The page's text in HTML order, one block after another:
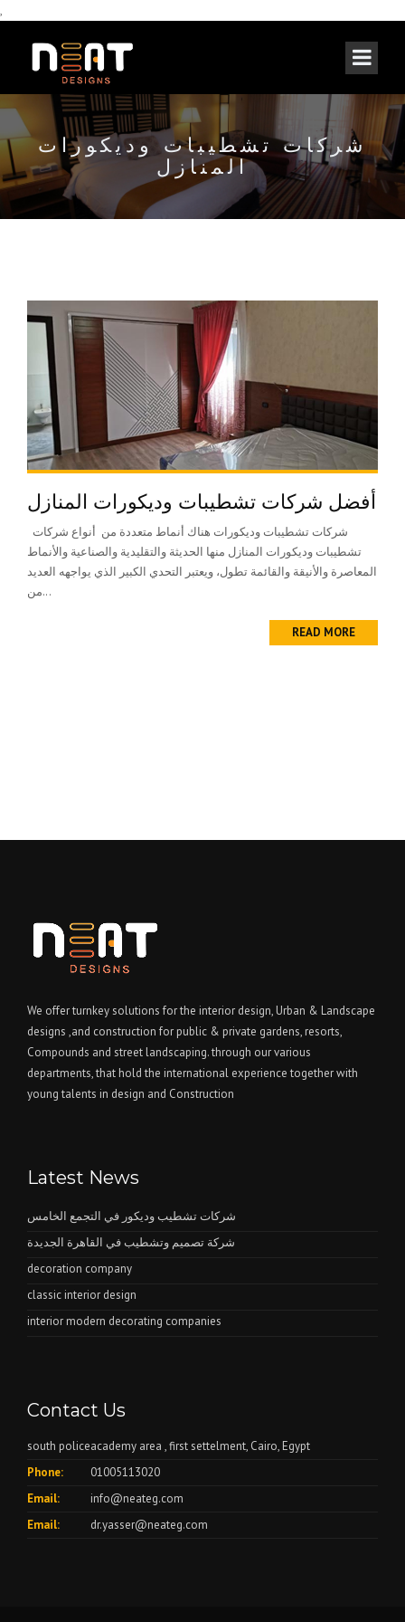
,
شركات تشطيبات وديكورات
المنازل
أفضل شركات تشطيبات وديكورات المنازل
تشطيبات وديكورات المنازل منها الحديثة والتقليدية والصناعية والأنماط
المعاصرة والأنيقة والقائمة تطول، ويعتبر التحدي الكبير الذي يواجهه العديد
من...
READ MORE
We offer turnkey solutions for the interior design, Urban & Landscape
designs ,and construction for public & private gardens, resorts,
Compounds and street landscaping. through our various
departments, that hold the international experience together with
young talents in design and Construction
Latest News
شركات تشطيب وديكور في التجمع الخامس
شركة تصميم وتشطيب في القاهرة الجديدة
decoration company
classic interior design
interior modern decorating companies
Contact Us
south policeacademy area , first settelment, Cairo, Egypt
Phone:
01005113020
Email:
info@neateg.com
Email:
dr.yasser@neateg.com